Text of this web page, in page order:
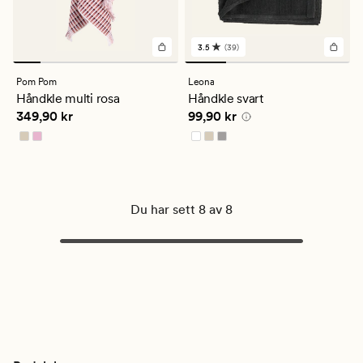
Pom Pom
Håndkle multi rosa
Pris 349,90 kr
349,90 kr
39
anmeldelser
med
en
gjennomsnittlig
vurdering
på
3.5
3.5 (39)
Leona
Håndkle svart
Pris 99,90 kr
99,90 kr
Du har sett 8 av 8